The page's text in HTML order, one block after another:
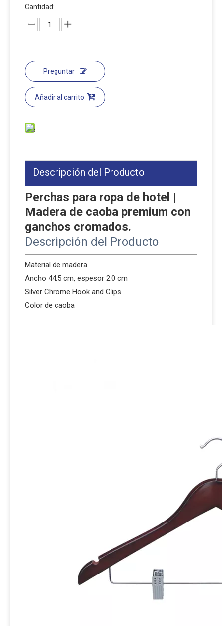
Cantidad:
Preguntar
Añadir al carrito
Descripción del Producto
Perchas para ropa de hotel |
Madera de caoba premium con
ganchos cromados.
Descripción del Producto
Material de madera
Ancho 44.5 cm, espesor 2.0 cm
Silver Chrome Hook and Clips
Color de caoba